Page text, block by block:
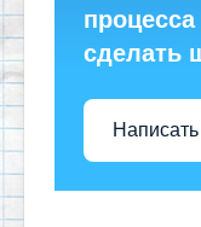
процесса
сделать